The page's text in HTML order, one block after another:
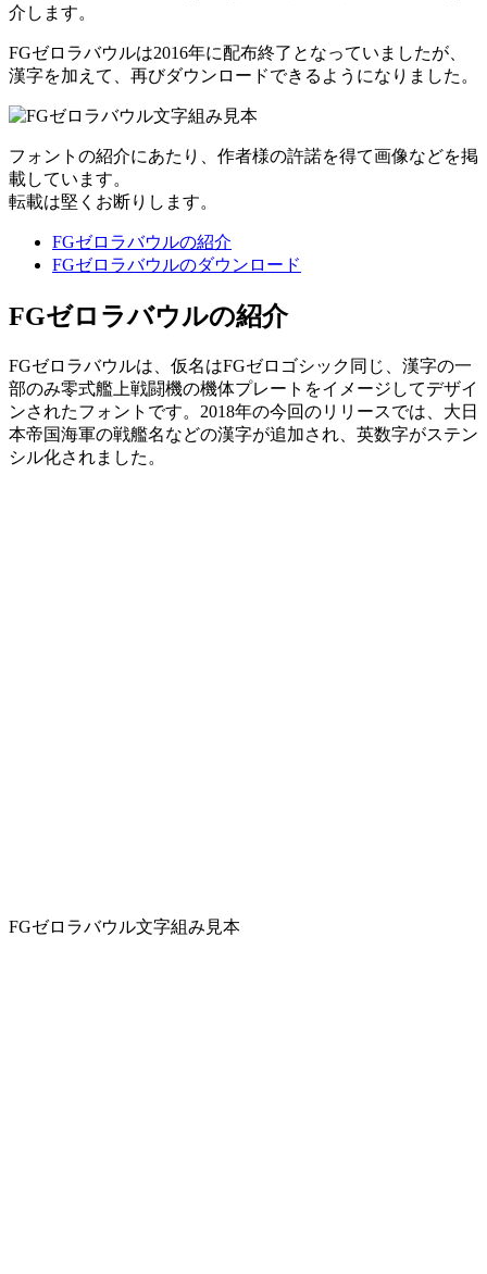
介します。
FGゼロラバウルは2016年に配布終了となっていましたが、
漢字を加えて、再びダウンロードできるようになりました。
フォントの紹介にあたり、作者様の許諾を得て画像などを掲
載しています。
転載は堅くお断りします。
FGゼロラバウルの紹介
FGゼロラバウルのダウンロード
FGゼロラバウルの紹介
FGゼロラバウルは、仮名はFGゼロゴシック同じ、漢字の一
部のみ零式艦上戦闘機の機体プレートをイメージしてデザイ
ンされたフォントです。2018年の今回のリリースでは、大日
本帝国海軍の戦艦名などの漢字が追加され、英数字がステン
シル化されました。
FGゼロラバウル文字組み見本